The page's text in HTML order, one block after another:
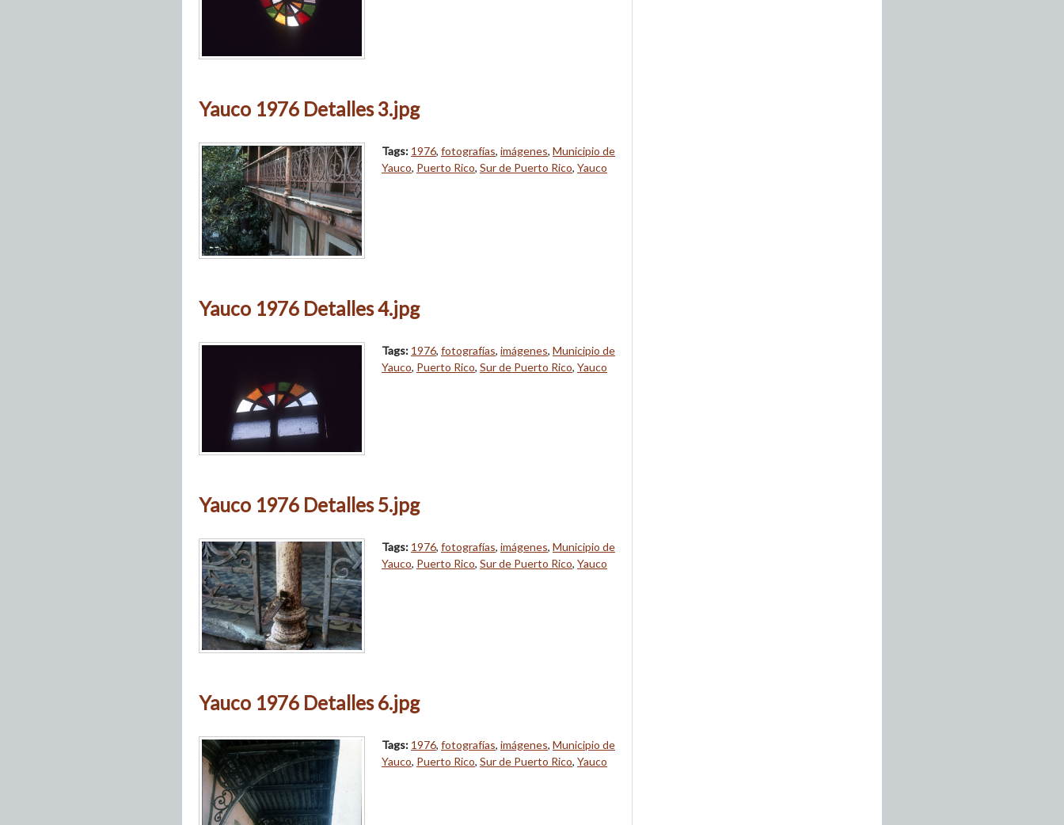
Yauco 1976 Detalles 3.jpg
Tags: 1976, fotografías, imágenes, Municipio de
Yauco, Puerto Rico, Sur de Puerto Rico, Yauco
Yauco 1976 Detalles 4.jpg
Tags: 1976, fotografías, imágenes, Municipio de
Yauco, Puerto Rico, Sur de Puerto Rico, Yauco
Yauco 1976 Detalles 5.jpg
Tags: 1976, fotografías, imágenes, Municipio de
Yauco, Puerto Rico, Sur de Puerto Rico, Yauco
Yauco 1976 Detalles 6.jpg
Tags: 1976, fotografías, imágenes, Municipio de
Yauco, Puerto Rico, Sur de Puerto Rico, Yauco